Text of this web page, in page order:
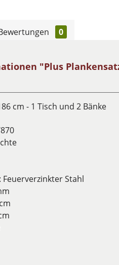
0
"Plus
cm - 1 Tisch und 2 Bänke
Feuerverzinkter Stahl